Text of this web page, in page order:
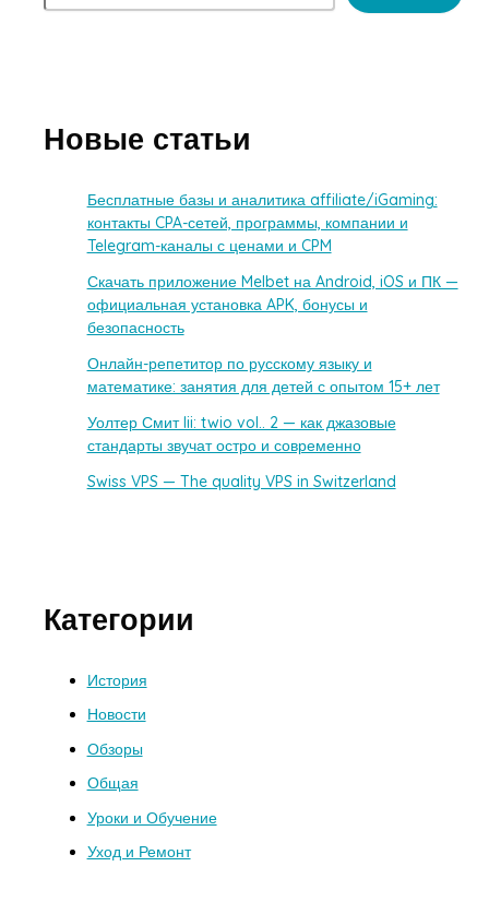
Новые статьи
Бесплатные базы и аналитика affiliate/iGaming:
контакты CPA-сетей, программы, компании и
Telegram-каналы с ценами и CPM
Скачать приложение Melbet на Android, iOS и ПК —
официальная установка APK, бонусы и
безопасность
Онлайн-репетитор по русскому языку и
математике: занятия для детей с опытом 15+ лет
Уолтер Смит Iii: twio vol.. 2 — как джазовые
стандарты звучат остро и современно
Swiss VPS — The quality VPS in Switzerland
Категории
История
Новости
Обзоры
Общая
Уроки и Обучение
Уход и Ремонт